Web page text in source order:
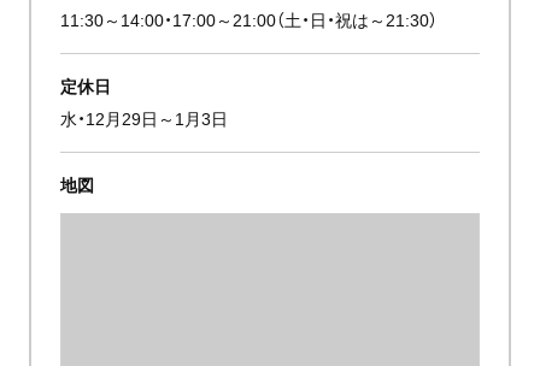
11:30～14:00・17:00～21:00（土・日・祝は～21:30）
定休日
水・12月29日～1月3日
地図